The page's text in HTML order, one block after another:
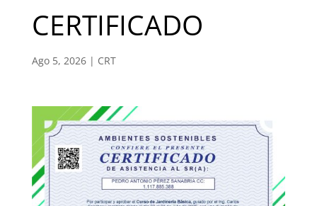
CERTIFICADO
Ago 5, 2026| CRT